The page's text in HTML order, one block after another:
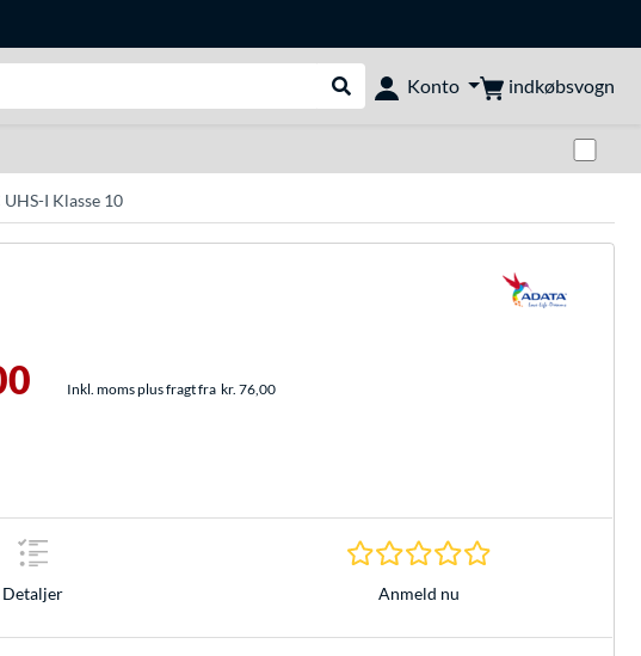
Udfør søgning
Konto indkøbsvogn
I Klasse 10
Inkl. moms plus fragt fra kr. 76,00
Detaljer
0.0 Stjerner hos 0
Anmeld nu